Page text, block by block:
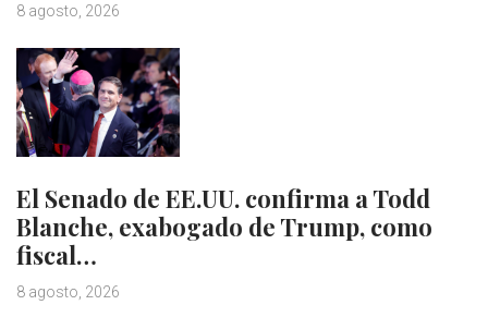
8 agosto, 2026
El Senado de EE.UU. confirma a Todd
Blanche, exabogado de Trump, como
fiscal…
8 agosto, 2026